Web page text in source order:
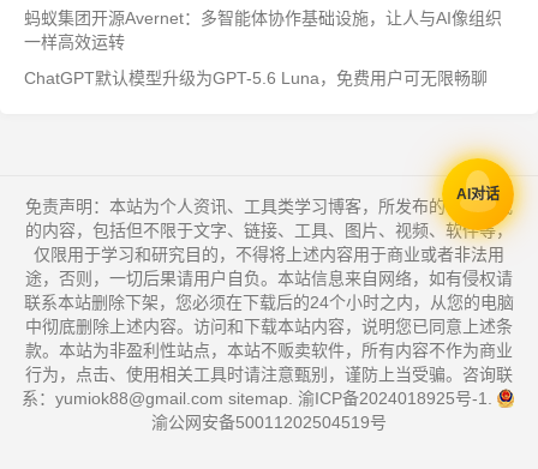
蚂蚁集团开源Avernet：多智能体协作基础设施，让人与AI像组织
一样高效运转
ChatGPT默认模型升级为GPT-5.6 Luna，免费用户可无限畅聊
免责声明：本站为个人资讯、工具类学习博客，所发布的一切形式
的内容，包括但不限于文字、链接、工具、图片、视频、软件等，
仅限用于学习和研究目的，不得将上述内容用于商业或者非法用
途，否则，一切后果请用户自负。本站信息来自网络，如有侵权请
联系本站删除下架，您必须在下载后的24个小时之内，从您的电脑
中彻底删除上述内容。访问和下载本站内容，说明您已同意上述条
款。本站为非盈利性站点，本站不贩卖软件，所有内容不作为商业
行为，点击、使用相关工具时请注意甄别，谨防上当受骗。咨询联
系：yumiok88@gmail.com sitemap 渝ICP备2024018925号-1
渝公网安备50011202504519号
AI对话